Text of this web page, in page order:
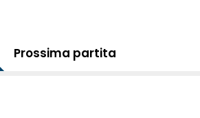
Prossima partita